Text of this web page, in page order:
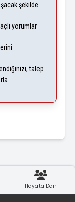
şekilde
yorumlar
talep
Hayata Dair